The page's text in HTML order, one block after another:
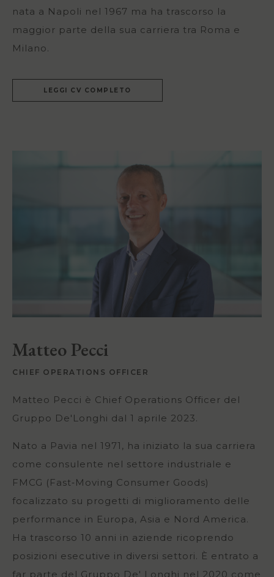
nata a Napoli nel 1967 ma ha trascorso la
maggior parte della sua carriera tra Roma e
Milano.
LEGGI CV COMPLETO
Matteo Pecci
CHIEF OPERATIONS OFFICER
Matteo Pecci è Chief Operations Officer del
Gruppo De'Longhi dal 1 aprile 2023.
Nato a Pavia nel 1971, ha iniziato la sua carriera
come consulente nel settore industriale e
FMCG (Fast‐Moving Consumer Goods)
focalizzato su progetti di miglioramento delle
performance in Europa, Asia e Nord America.
Ha trascorso 10 anni in aziende ricoprendo
posizioni esecutive in diversi settori. È entrato a
far parte del Gruppo De' Longhi nel 2020 come